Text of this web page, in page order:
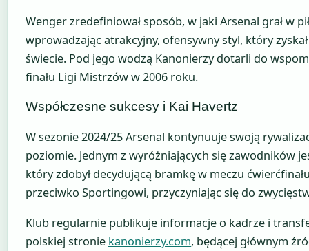
Wenger zredefiniował sposób, w jaki Arsenal grał w
wprowadzając atrakcyjny, ofensywny styl, który
świecie. Pod jego wodzą Kanonierzy dotarli do
finału Ligi Mistrzów w 2006 roku.
Współczesne sukcesy i Kai Havertz
W sezonie 2024/25 Arsenal kontynuuje swoją
poziomie. Jednym z wyróżniających się zawodników
który zdobył decydującą bramkę w meczu
przeciwko Sportingowi, przyczyniając się do
Klub regularnie publikuje informacje o kadrze i
polskiej stronie kanonierzy.com, będącej głównym